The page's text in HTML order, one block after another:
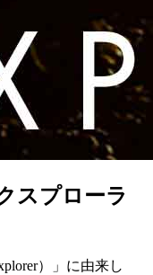
スプローラ
）」に由来し